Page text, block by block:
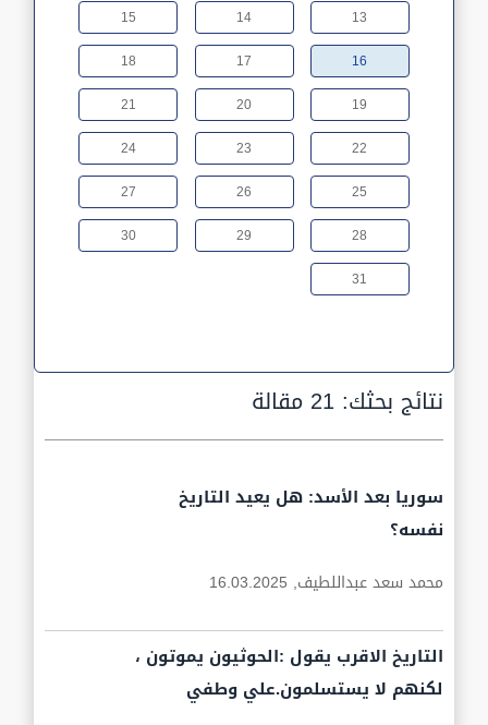
13
14
15
16
17
18
19
20
21
22
23
24
25
26
27
28
29
30
31
نتائج بحثك:21 مقالة
سوريا بعد الأسد: هل يعيد التاريخ
نفسه؟
محمد سعد عبداللطيف, 16.03.2025
التاريخ الاقرب يقول :الحوثيون يموتون ،
لكنهم لا يستسلمون.علي وطفي